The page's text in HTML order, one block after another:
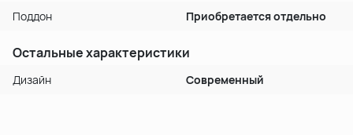
Поддон Приобретается отдельно
Остальные характеристики
Дизайн Современный